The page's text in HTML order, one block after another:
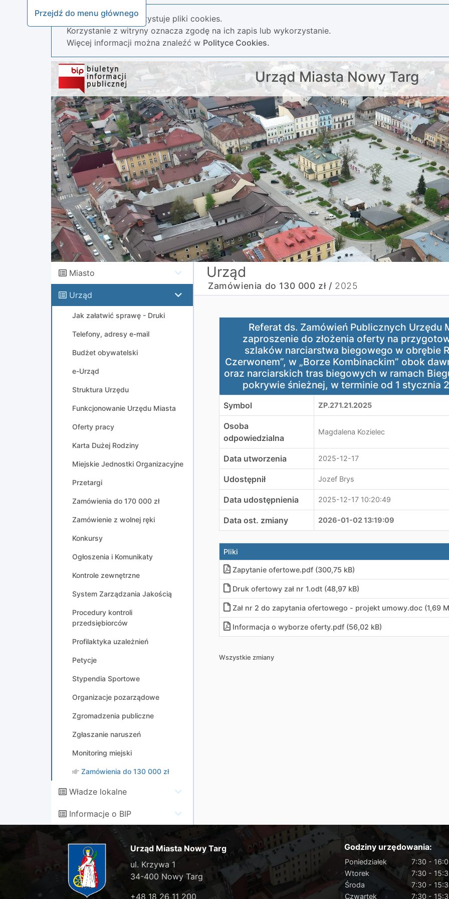
Przejdź do menu głównego
Nasza strona wykorzystuje pliki cookies.
Korzystanie z witryny oznacza zgodę na ich zapis lub wykorzystanie.
Więcej informacji można znaleźć w Polityce Cookies.
Urząd Miasta Nowy Targ
Miasto
Urząd
Jak załatwić sprawę - Druki
Telefony, adresy e-mail
Budżet obywatelski
e-Urząd
Struktura Urzędu
Funkcjonowanie Urzędu Miasta
Oferty pracy
Karta Dużej Rodziny
Miejskie Jednostki Organizacyjne
Przetargi
Zamówienia do 170 000 zł
Zamówienie z wolnej ręki
Konkursy
Ogłoszenia i Komunikaty
Kontrole zewnętrzne
System Zarządzania Jakością
Procedury kontroli
przedsiębiorców
Profilaktyka uzależnień
Petycje
Stypendia Sportowe
Organizacje pozarządowe
Zgromadzenia publiczne
Zgłaszanie naruszeń
Monitoring miejski
Zamówienia do 130 000 zł
Władze lokalne
Informacje o BIP
Urząd
Zamówienia do 130 000 zł / 2025
Referat ds. Zamówień Publicznych Urzędu Miasta Nowy
Referat ds. Zamówień Publicznych Urzędu
zaproszenie do złożenia oferty na
szlaków narciarstwa biegowego w obrębie
Czerwonem”, w „Borze Kombinackim” obok
oraz narciarskich tras biegowych w ramach
pokrywie śnieżnej, w terminie od 1 stycznia
Symbol ZP.271.21.2025
Osoba
odpowiedzialna
Magdalena Kozielec
Data utworzenia 2025-12-17
Udostępnił Jozef Brys
Data udostępnienia 2025-12-17 10:20:49
Data ost. zmiany 2026-01-02 13:19:09
Pliki
Zapytanie ofertowe.pdf (300,75 kB)
Druk ofertowy zał nr 1.odt (48,97 kB)
Zał nr 2 do zapytania ofertowego - projekt umowy.doc (1,69
Informacja o wyborze oferty.pdf (56,02 kB)
Wszystkie zmiany
Urząd Miasta Nowy Targ
ul. Krzywa 1
34-400 Nowy Targ
+48 18 26 11 200
Godziny urzędowania:
Poniedziałek
7:30 -
Wtorek
7:30 -
Środa
7:30 -
Czwartek
7:30 -